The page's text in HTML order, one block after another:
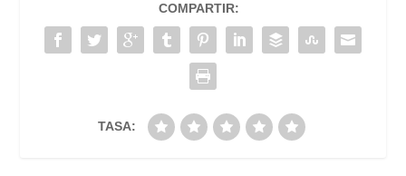
COMPARTIR:
TASA: